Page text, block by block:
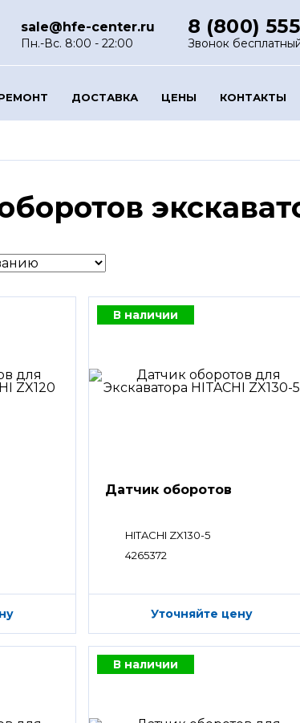
sale@hfe-center.ru
Пн.-Вс. 8:00 - 22:00
8 (800)
Звонок
ДОСТАВКА ЦЕНЫ КОНТАКТЫ
В наличии
Датчик оборотов
HITACHI ZX130-5
4265372
Уточняйте цену
В наличии